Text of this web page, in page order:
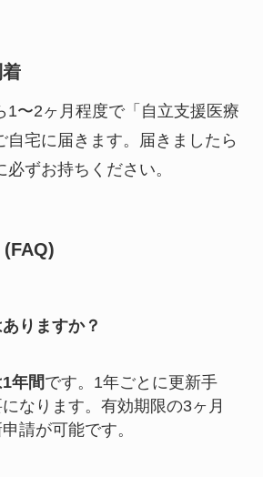
1〜2ヶ月程度で「自立支援医療
自宅に届きます。届きましたら
ずお持ちください。
(FAQ)
りますか？
年間です。1年ごとに更新手
なります。有効期限の3ヶ月
請が可能です。